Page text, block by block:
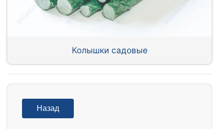
Колышки садовые
Назад